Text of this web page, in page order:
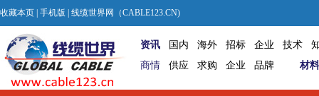
收藏本页 手机版 | 线缆世界网（CABLE123.CN)
资讯 国内 海外 招标 企业 技术
商情
供应 求购 企业 品牌 材料